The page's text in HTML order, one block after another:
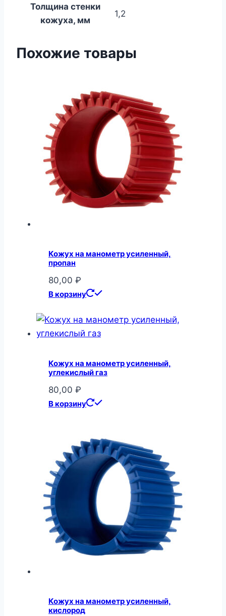
Толщина стенки
кожуха, мм
1,2
Похожие товары
Кожух на манометр усиленный,
пропан
80,00 ₽
В корзину
Кожух на манометр усиленный,
углекислый газ
80,00 ₽
В корзину
Кожух на манометр усиленный,
кислород